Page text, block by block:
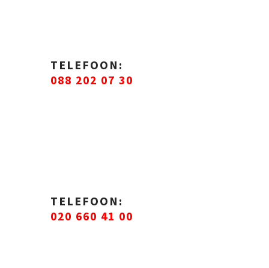
TELEFOON:
088 202 07 30
TELEFOON:
020 660 41 00